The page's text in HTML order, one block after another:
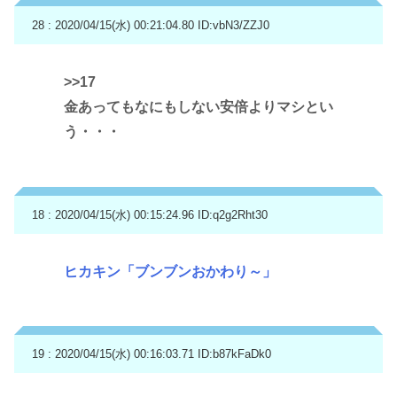
28 : 2020/04/15(水) 00:21:04.80 ID:vbN3/ZZJ0
>>17
金あってもなにもしない安倍よりマシとい
う・・・
18 : 2020/04/15(水) 00:15:24.96 ID:q2g2Rht30
ヒカキン「ブンブンおかわり～」
19 : 2020/04/15(水) 00:16:03.71 ID:b87kFaDk0